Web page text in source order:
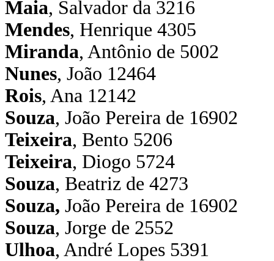
Maia, Salvador da 3216
Mendes, Henrique 4305
Miranda, Antônio de 5002
Nunes, João 12464
Rois, Ana 12142
Souza, João Pereira de 16902
Teixeira, Bento 5206
Teixeira, Diogo 5724
Souza, Beatriz de 4273
Souza, João Pereira de 16902
Souza, Jorge de 2552
Ulhoa, André Lopes 5391